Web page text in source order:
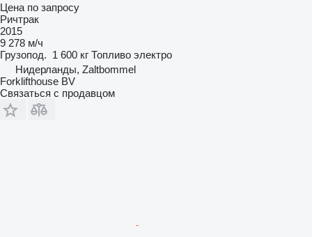
Цена по запросу
Ричтрак
2015
9 278 м/ч
Грузопод. 1 600 кг Топливо электро
Нидерланды, Zaltbommel
Forklifthouse BV
Связаться с продавцом